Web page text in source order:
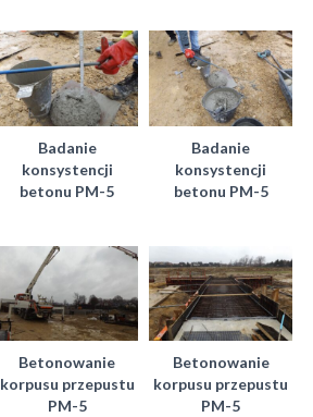
Badanie
konsystencji
betonu PM-5
Badanie
konsystencji
betonu PM-5
Betonowanie
korpusu przepustu
PM-5
Betonowanie
korpusu przepustu
PM-5